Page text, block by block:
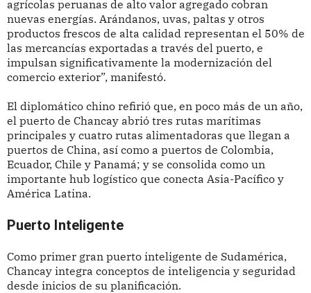
agrícolas peruanas de alto valor agregado cobran
nuevas energías. Arándanos, uvas, paltas y otros
productos frescos de alta calidad representan el 50% de
las mercancías exportadas a través del puerto, e
impulsan significativamente la modernización del
comercio exterior”, manifestó.
El diplomático chino refirió que, en poco más de un año,
el puerto de Chancay abrió tres rutas marítimas
principales y cuatro rutas alimentadoras que llegan a
puertos de China, así como a puertos de Colombia,
Ecuador, Chile y Panamá; y se consolida como un
importante hub logístico que conecta Asia-Pacífico y
América Latina.
Puerto Inteligente
Como primer gran puerto inteligente de Sudamérica,
Chancay integra conceptos de inteligencia y seguridad
desde inicios de su planificación.